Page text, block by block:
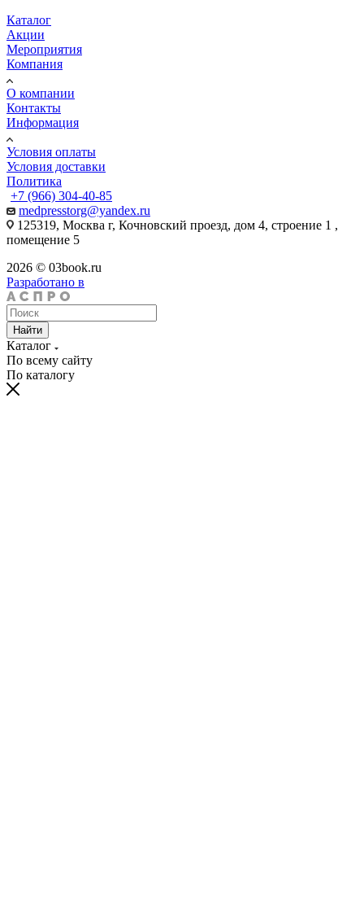
Каталог
Акции
Мероприятия
Компания
О компании
Контакты
Информация
Условия оплаты
Условия доставки
Политика
+7 (966) 304-40-85
medpresstorg@yandex.ru
125319, Москва г, Кочновский проезд, дом 4, строение 1 ,
помещение 5
2026 © 03book.ru
Разработано в
Найти
Каталог
По всему сайту
По каталогу